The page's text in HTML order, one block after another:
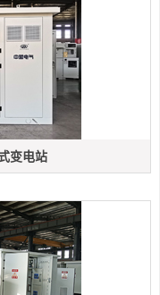
变电站